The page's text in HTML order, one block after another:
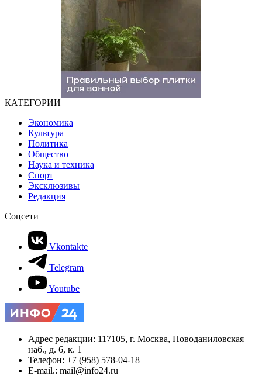
КАТЕГОРИИ
Экономика
Культура
Политика
Общество
Наука и техника
Спорт
Эксклюзивы
Редакция
Соцсети
Vkontakte
Telegram
Youtube
Адрес редакции: 117105, г. Москва, Новоданиловская
наб., д. 6, к. 1
Телефон: +7 (958) 578-04-18
E-mail.: mail@info24.ru